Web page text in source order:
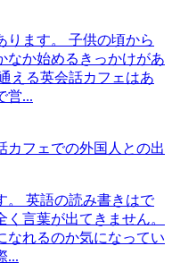
ります。 子供の頃から
なか始めるきっかけがあ
える英会話カフェはあ
営...
カフェでの外国人との出
。 英語の読み書きはで
言葉が出てきません。
なれるのか気になってい
...